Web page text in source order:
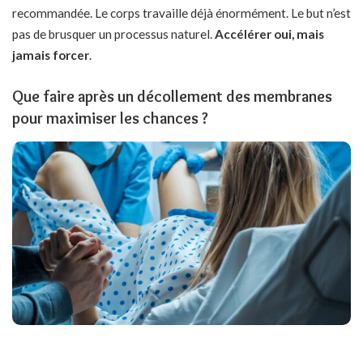
recommandée. Le corps travaille déjà énormément. Le but n’est
pas de brusquer un processus naturel. Accélérer oui, mais
jamais forcer
Que faire après un décollement des membranes
pour maximiser les chances ?